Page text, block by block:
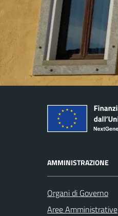
AMMINISTRAZIONE
Organi di Governo
Aree Amministrative